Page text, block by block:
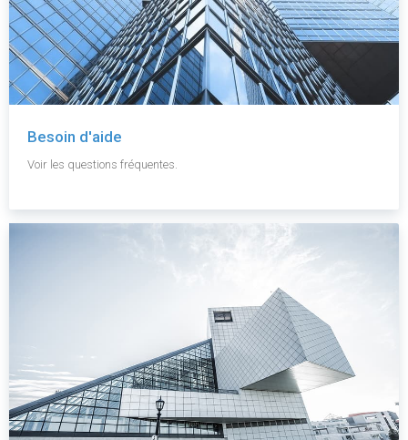
Besoin d'aide
Voir les questions fréquentes.